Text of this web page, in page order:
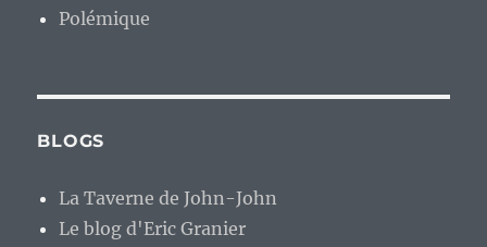
Polémique
BLOGS
La Taverne de John-John
Le blog d'Eric Granier